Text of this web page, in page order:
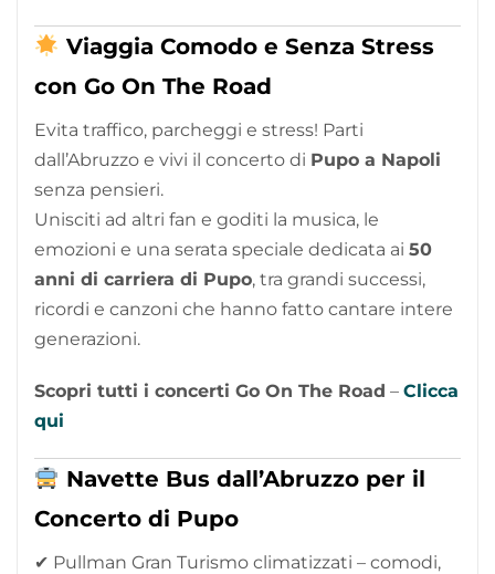
Viaggia Comodo e Senza Stress
con Go On The Road
Evita traffico, parcheggi e stress! Parti
dall’Abruzzo e vivi il concerto di Pupo a Napoli
senza pensieri.
Unisciti ad altri fan e goditi la musica, le
emozioni e una serata speciale dedicata ai 50
anni di carriera di Pupo, tra grandi successi,
ricordi e canzoni che hanno fatto cantare intere
generazioni.
Scopri tutti i concerti Go On The Road – Clicca
qui
Navette Bus dall’Abruzzo per il
Concerto di Pupo
✔ Pullman Gran Turismo climatizzati – comodi,